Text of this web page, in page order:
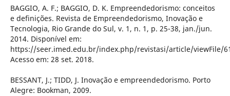
BAGGIO, A. F.; BAGGIO, D. K. Empreendedorismo: conceitos
e definições. Revista de Empreendedorismo, Inovação e
Tecnologia, Rio Grande do Sul, v. 1, n. 1, p. 25-38, jan./jun.
2014. Disponível em:
https://seer.imed.edu.br/index.php/revistasi/article/viewFile/
Acesso em: 28 set. 2018.
BESSANT, J.; TIDD, J. Inovação e empreendedorismo. Porto
Alegre: Bookman, 2009.